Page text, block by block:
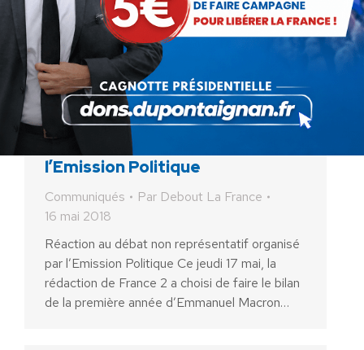
Réaction au débat non
représentatif organisé par
l’Emission Politique
Communiqués Par Debout La France
16 mai 2018
Réaction au débat non représentatif organisé
par l’Emission Politique Ce jeudi 17 mai, la
rédaction de France 2 a choisi de faire le bilan
de la première année d’Emmanuel Macron…